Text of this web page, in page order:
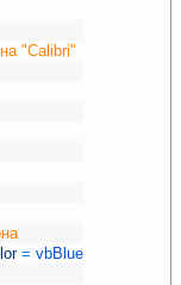
"Calibri"
= vbBlue